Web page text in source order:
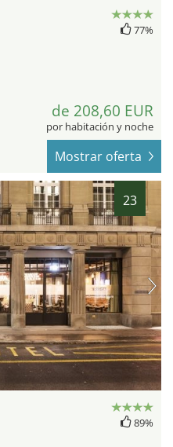
77%
de 208,60 EUR
por habitación y noche
Mostrar oferta
23
89%